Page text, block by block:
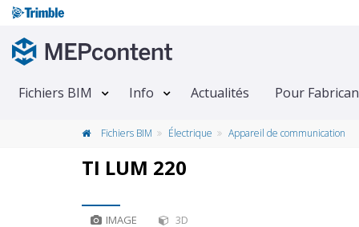
Fichiers BIM Info Actualités Pour
Fichiers BIM Électrique Appareil de communication
TI LUM 220
IMAGE 3D